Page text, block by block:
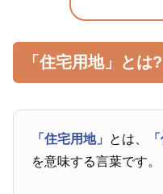
「住宅用地」とは?
「住宅用地」 とは、
を意味する言葉です。